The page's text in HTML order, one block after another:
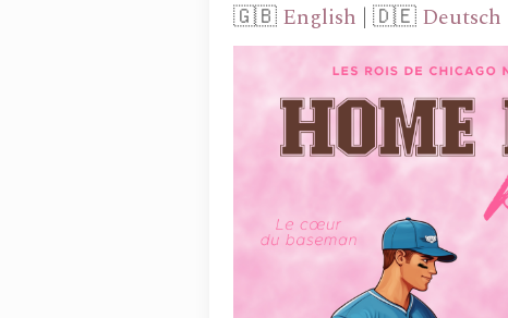
🇬🇧 English | 🇩🇪 Deutsch